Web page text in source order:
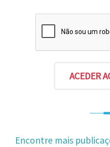
Encontre mais